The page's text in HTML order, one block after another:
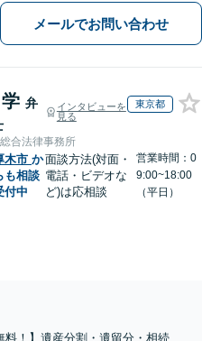
メールでお問い合わせ
弁
インタビューを
見る
東京都
合法律事務所
木市 か
も相談
付中
面談方法(対面・
電話・ビデオな
ど)は応相談
営業時間：0
9:00~18:00
（平日）
料！】遺産分割・遺留分・相続